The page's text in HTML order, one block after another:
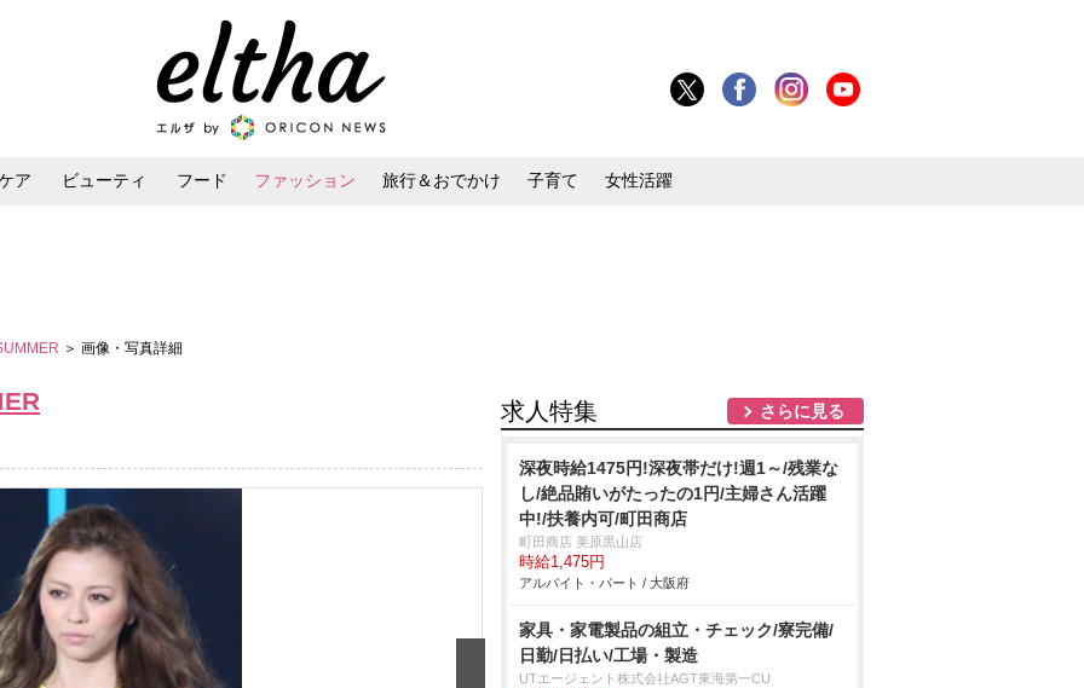
ア ビューティ フード ファッション 旅行＆おでかけ 子育て 女性活躍
＞ 画像・写真詳細
求人特集 さらに見る
深夜時給1475円!深夜帯だけ!週1～/残業な
し/絶品賄いがたったの1円/主婦さん活躍
中!/扶養内可/町田商店
町田商店 美原黒山店
時給1,475円
アルバイト・パート / 大阪府
家具・家電製品の組立・チェック/寮完備/
日勤/日払い/工場・製造
UTエージェント株式会社AGT東海第一CU